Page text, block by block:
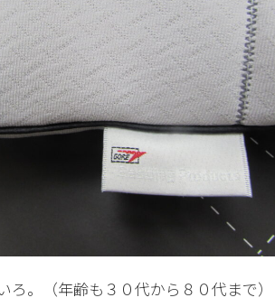
ろ。（年齢も３０代から８０代まで）